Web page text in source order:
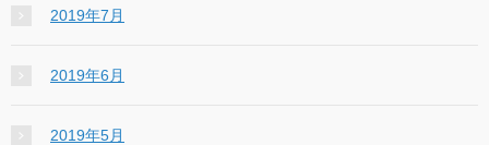
2019年7月
2019年6月
2019年5月